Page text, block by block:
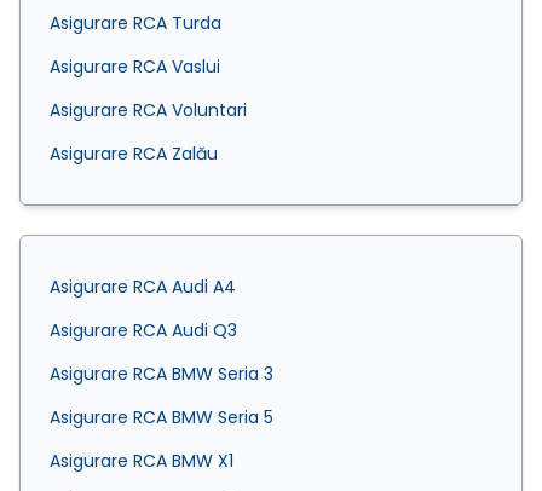
Asigurare RCA Turda
Asigurare RCA Vaslui
Asigurare RCA Voluntari
Asigurare RCA Zalău
Asigurare RCA Audi A4
Asigurare RCA Audi Q3
Asigurare RCA BMW Seria 3
Asigurare RCA BMW Seria 5
Asigurare RCA BMW X1